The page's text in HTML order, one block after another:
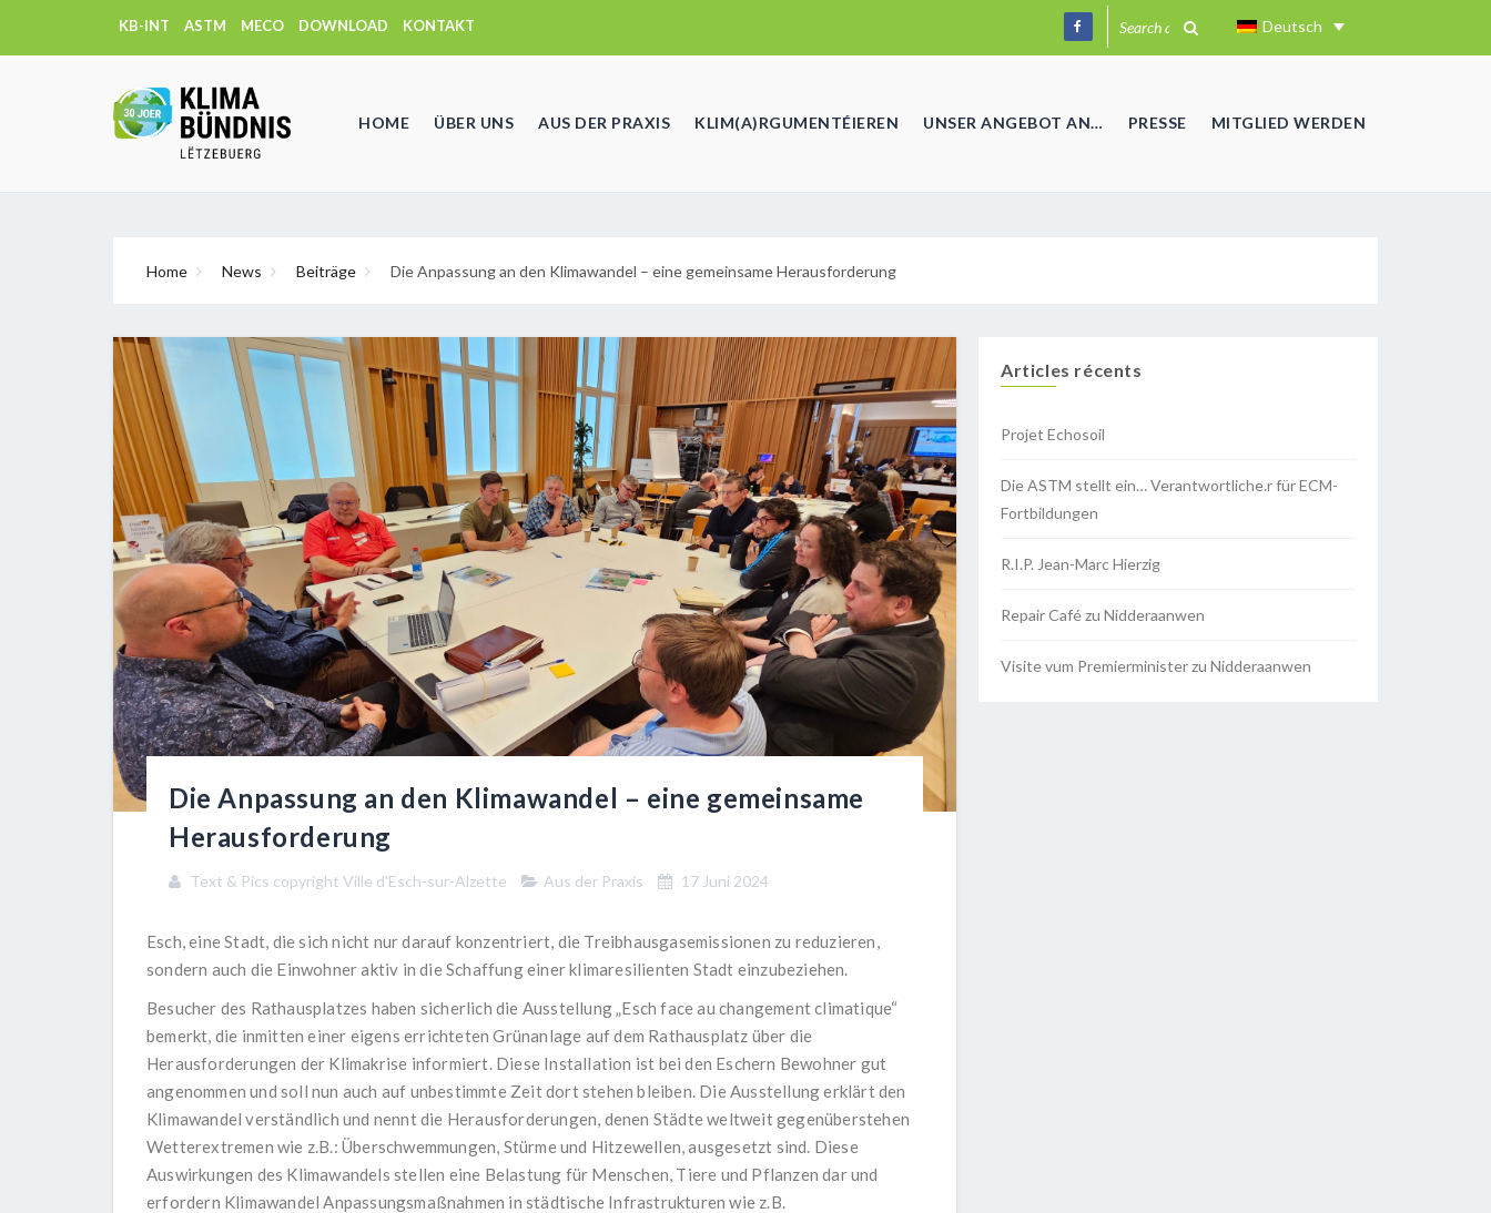
KB-INT ASTM MECO DOWNLOAD KONTAKT Deutsch
HOME ÜBER UNS AUS DER PRAXIS KLIM(A)RGUMENTÉIEREN UNSER ANGEBOT AN… PRESSE MITGLIED WERDEN
Home News Beiträge Die Anpassung an den Klimawandel – eine gemeinsame Herausforderung
Die Anpassung an den Klimawandel – eine gemeinsame
Herausforderung
Text & Pics copyright Ville d'Esch-sur-Alzette Aus der Praxis 17 Juni 2024
Esch, eine Stadt, die sich nicht nur darauf konzentriert, die Treibhausgasemissionen zu reduzieren,
sondern auch die Einwohner aktiv in die Schaffung einer klimaresilienten Stadt einzubeziehen.
Besucher des Rathausplatzes haben sicherlich die Ausstellung „Esch face au changement climatique“
bemerkt, die inmitten einer eigens errichteten Grünanlage auf dem Rathausplatz über die
Herausforderungen der Klimakrise informiert. Diese Installation ist bei den Eschern Bewohner gut
angenommen und soll nun auch auf unbestimmte Zeit dort stehen bleiben. Die Ausstellung erklärt den
Klimawandel verständlich und nennt die Herausforderungen, denen Städte weltweit gegenüberstehen
Wetterextremen wie z.B.: Überschwemmungen, Stürme und Hitzewellen, ausgesetzt sind. Diese
Auswirkungen des Klimawandels stellen eine Belastung für Menschen, Tiere und Pflanzen dar und
erfordern Klimawandel Anpassungsmaßnahmen in städtische Infrastrukturen wie z.B.
Articles récents
Projet Echosoil
Die ASTM stellt ein… Verantwortliche.r für ECM-
Fortbildungen
R.I.P. Jean-Marc Hierzig
Repair Café zu Nidderaanwen
Visite vum Premierminister zu Nidderaanwen